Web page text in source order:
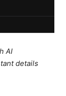
AI
details